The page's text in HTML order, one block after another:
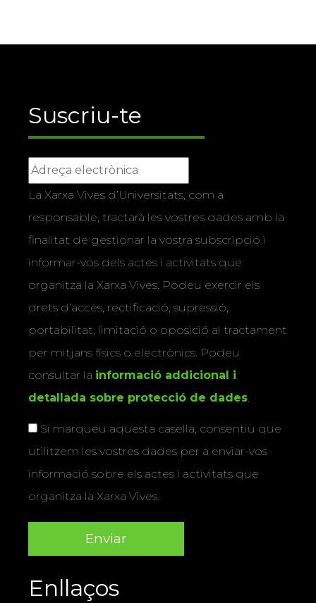
Suscriu-te
La Xarxa Vives d’Universitats, com a
responsable, tractarà les vostres dades amb la
finalitat de gestionar la vostra subscripció i
informar-vos dels actes i activitats que
organitza la Xarxa Vives. Podeu exercir els
drets d’accés, rectificació, supressió,
portabilitat, limitació o oposició al tractament
per mitjans físics o electrònics. Podeu
consultar la informació addicional i
detallada sobre protecció de dades.
Si marqueu aquesta casella, consentiu que
utilitzem les vostres dades per a enviar-vos
informació sobre els actes i activitats que
organitza la Xarxa Vives.
Enllaços